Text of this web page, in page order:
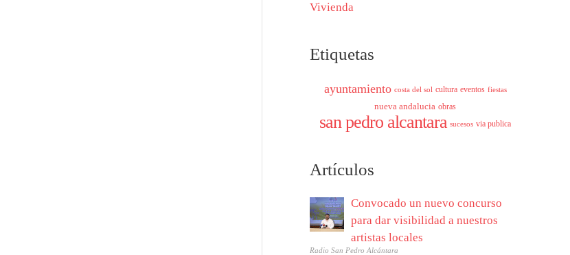
Vivienda
Etiquetas
ayuntamiento costa del sol cultura eventos fiestas
nueva andalucia obras
san pedro alcantara sucesos via publica
Artículos
Convocado un nuevo concurso
para dar visibilidad a nuestros
artistas locales
Radio San Pedro Alcántara